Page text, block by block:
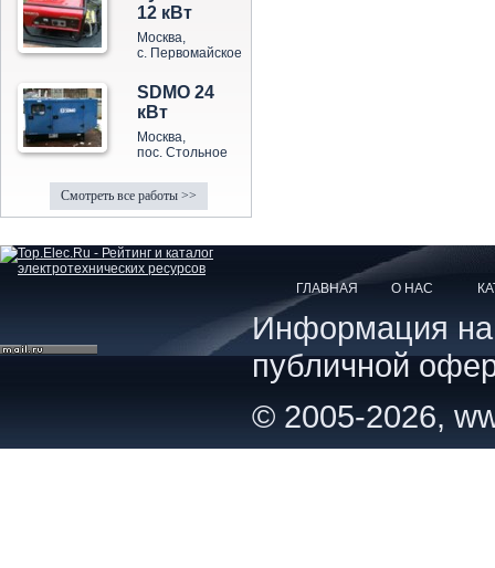
12 кВт
Москва,
с. Первомайское
SDMO 24
кВт
Москва,
пос. Стольное
Смотреть все работы >>
ГЛАВНАЯ О НАС
Информация на
публичной
© 2005-2026,